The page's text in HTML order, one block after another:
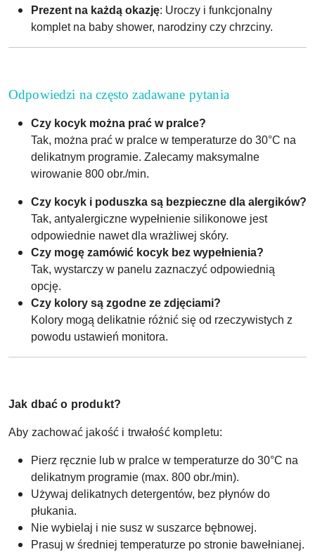
Prezent na każdą okazję: Uroczy i funkcjonalny
komplet na baby shower, narodziny czy chrzciny.
Odpowiedzi na często zadawane pytania
Czy kocyk można prać w pralce?
Tak, można prać w pralce w temperaturze do 30°C na
delikatnym programie. Zalecamy maksymalne
wirowanie 800 obr./min.
Czy kocyk i poduszka są bezpieczne dla alergików?
Tak, antyalergiczne wypełnienie silikonowe jest
odpowiednie nawet dla wrażliwej skóry.
Czy mogę zamówić kocyk bez wypełnienia?
Tak, wystarczy w panelu zaznaczyć odpowiednią
opcję.
Czy kolory są zgodne ze zdjęciami?
Kolory mogą delikatnie różnić się od rzeczywistych z
powodu ustawień monitora.
Jak dbać o produkt?
Aby zachować jakość i trwałość kompletu:
Pierz ręcznie lub w pralce w temperaturze do 30°C na
delikatnym programie (max. 800 obr./min).
Używaj delikatnych detergentów, bez płynów do
płukania.
Nie wybielaj i nie susz w suszarce bębnowej.
Prasuj w średniej temperaturze po stronie bawełnianej.